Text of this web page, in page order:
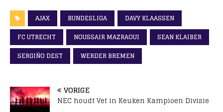
AJAX BUNDESLIGA
DAVY KLAASSEN
FC UTRECHT
NOUSSAIR MAZRAOUI
SEAN KLAIBER
SERGIÑO DEST
WERDER BREMEN
VORIGE
NEC houdt Vet in Keuken Kampioen Divisie